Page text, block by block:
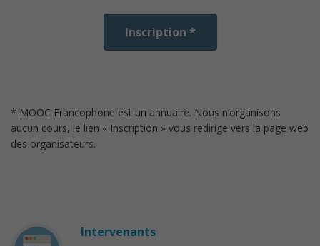
Inscription *
* MOOC Francophone est un annuaire. Nous n’organisons
aucun cours, le lien « Inscription » vous redirige vers la page web
des organisateurs.
Intervenants